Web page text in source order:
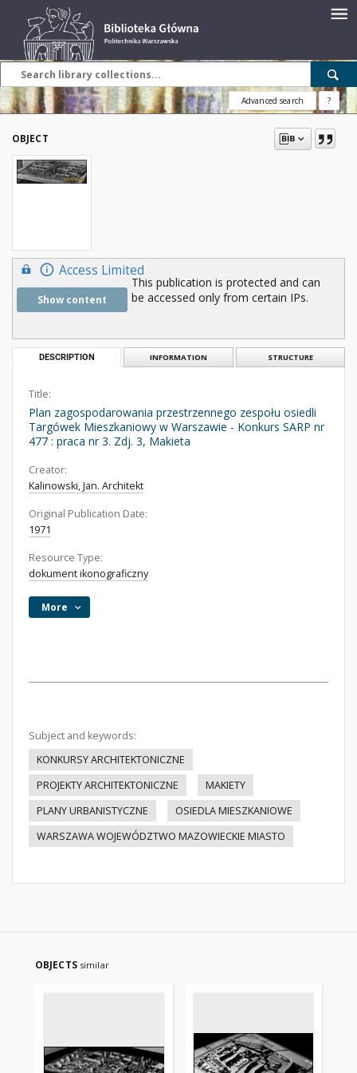
Advanced search ?
OBJECT
Access Limited
Show content
This publication is protected and can
be accessed only from certain IPs.
DESCRIPTION INFORMATION STRUCTURE
Title:
Plan zagospodarowania przestrzennego zespołu osiedli
Targówek Mieszkaniowy w Warszawie - Konkurs SARP nr
477 : praca nr 3. Zdj. 3, Makieta
Creator:
Kalinowski, Jan. Architekt
Original Publication Date:
1971
Resource Type:
dokument ikonograficzny
More
Subject and keywords:
KONKURSY ARCHITEKTONICZNE
PROJEKTY ARCHITEKTONICZNE
MAKIETY
PLANY URBANISTYCZNE
OSIEDLA MIESZKANIOWE
WARSZAWA WOJEWÓDZTWO MAZOWIECKIE MIASTO
OBJECTS similar